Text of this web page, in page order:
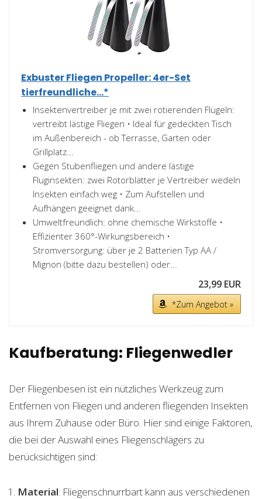
Exbuster Fliegen Propeller: 4er-Set
tierfreundliche...*
Insektenvertreiber je mit zwei rotierenden Flügeln:
vertreibt lästige Fliegen • Ideal für gedeckten Tisch
im Außenbereich - ob Terrasse, Garten oder
Grillplatz...
Gegen Stubenfliegen und andere lästige
Fluginsekten: zwei Rotorblätter je Vertreiber wedeln
Insekten einfach weg • Zum Aufstellen und
Aufhängen geeignet dank...
Umweltfreundlich: ohne chemische Wirkstoffe •
Effizienter 360°-Wirkungsbereich •
Stromversorgung: über je 2 Batterien Typ AA /
Mignon (bitte dazu bestellen) oder...
23,99 EUR
*Zum Angebot »
Kaufberatung: Fliegenwedler
Der Fliegenbesen ist ein nützliches Werkzeug zum
Entfernen von Fliegen und anderen fliegenden Insekten
aus Ihrem Zuhause oder Büro. Hier sind einige Faktoren,
die bei der Auswahl eines Fliegenschlägers zu
berücksichtigen sind:
Material: Fliegenschnurrbart kann aus verschiedenen